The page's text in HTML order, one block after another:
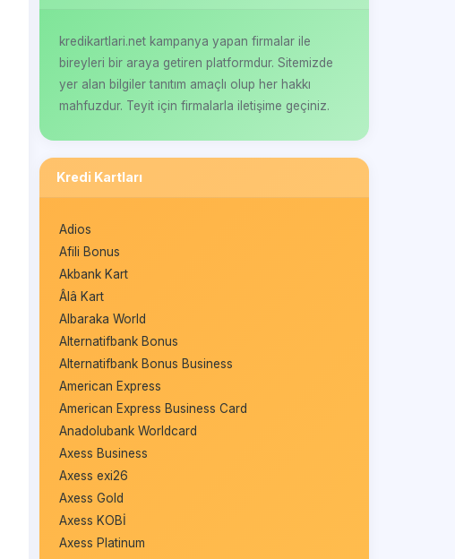
kredikartlari.net kampanya yapan firmalar ile
bireyleri bir araya getiren platformdur. Sitemizde
yer alan bilgiler tanıtım amaçlı olup her hakkı
mahfuzdur. Teyit için firmalarla iletişime geçiniz.
Kredi Kartları
Adios
Afili Bonus
Akbank Kart
Âlâ Kart
Albaraka World
Alternatifbank Bonus
Alternatifbank Bonus Business
American Express
American Express Business Card
Anadolubank Worldcard
Axess Business
Axess exi26
Axess Gold
Axess KOBİ
Axess Platinum